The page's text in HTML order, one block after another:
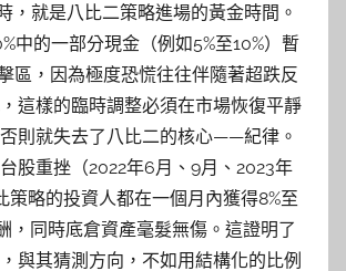
，就是八比二策略進場的黃金時間。
中的一部分現金（例如5%至10%）暫
區，因為極度恐慌往往伴隨著超跌反
這樣的臨時調整必須在市場恢復平靜
則就失去了八比二的核心——紀律。
股重挫（2022年6月、9月、2023年
策略的投資人都在一個月內獲得8%至
，同時底倉資產毫髮無傷。這證明了
與其猜測方向，不如用結構化的比例